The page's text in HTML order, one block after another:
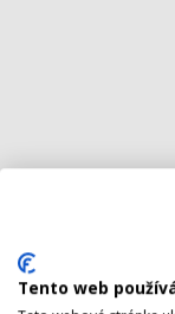
Tento web